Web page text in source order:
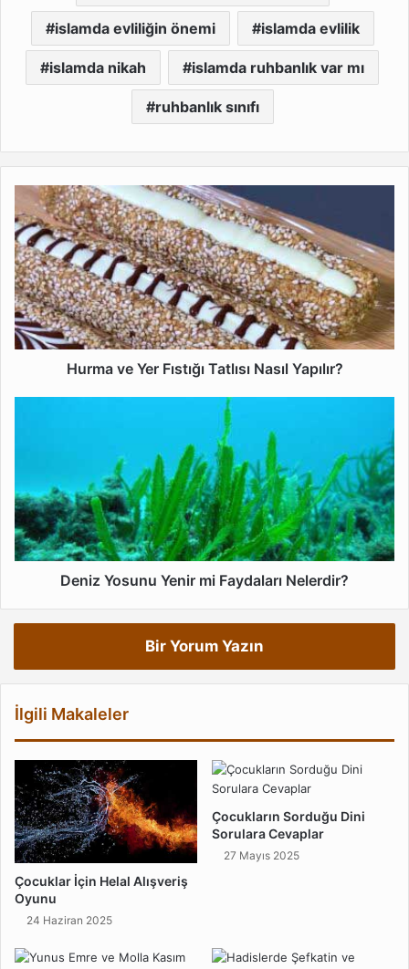
islamda evliliğin önemi islamda evlilik
islamda nikah islamda ruhbanlık var mı
ruhbanlık sınıfı
Hurma
ve
Yer
Fıstığı
Tatlısı
Nasıl
Yapılır?
Hurma ve Yer Fıstığı Tatlısı Nasıl Yapılır?
Faydaları
Nelerdir?
Deniz Yosunu Yenir mi Faydaları Nelerdir?
Bir Yorum Yazın
İlgili Makaleler
Çocuklar İçin Helal Alışveriş
Oyunu
24 Haziran 2025
Çocukların Sorduğu Dini
Sorulara Cevaplar
27 Mayıs 2025